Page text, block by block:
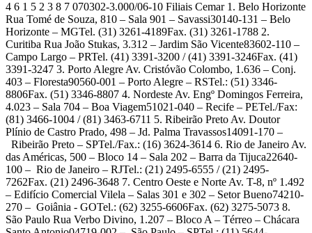
4 6 1 5 2 3 8 7 070302-3.000/06-10 Filiais Cemar 1. Belo Horizonte
Rua Tomé de Souza, 810 – Sala 901 – Savassi30140-131 – Belo
Horizonte – MGTel. (31) 3261-4189Fax. (31) 3261-1788 2.
Curitiba Rua João Stukas, 3.312 – Jardim São Vicente83602-110 –
Campo Largo – PRTel. (41) 3391-3200 / (41) 3391-3246Fax. (41)
3391-3247 3. Porto Alegre Av. Cristóvão Colombo, 1.636 – Conj.
403 – Floresta90560-001 – Porto Alegre – RSTel.: (51) 3346-
8806Fax. (51) 3346-8807 4. Nordeste Av. Engº Domingos Ferreira,
4.023 – Sala 704 – Boa Viagem51021-040 – Recife – PETel./Fax:
(81) 3466-1004 / (81) 3463-6711 5. Ribeirão Preto Av. Doutor
Plínio de Castro Prado, 498 – Jd. Palma Travassos14091-170 –
Ribeirão Preto – SPTel./Fax.: (16) 3624-3614 6. Rio de Janeiro Av.
das Américas, 500 – Bloco 14 – Sala 202 – Barra da Tijuca22640-
100 – Rio de Janeiro – RJTel.: (21) 2495-6555 / (21) 2495-
7262Fax. (21) 2496-3648 7. Centro Oeste e Norte Av. T-8, nº 1.492
– Edifício Comercial Vilela – Salas 301 e 302 – Setor Bueno74210-
270 – Goiânia - GOTel.: (62) 3255-6606Fax. (62) 3275-5073 8.
São Paulo Rua Verbo Divino, 1.207 – Bloco A – Térreo – Chácara